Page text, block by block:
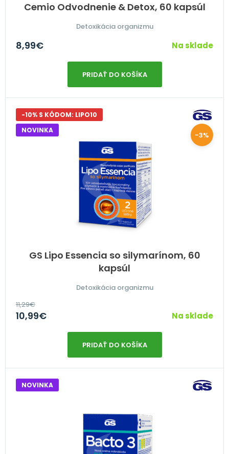
Cemio Odvodnenie & Detox, 60 kapsúl
Detoxikácia organizmu
8,99€ Na sklade
PRIDAŤ DO KOŠÍKA
GS Lipo Essencia so silymarínom, 60
kapsúl
-10% S KÓDOM: LIPO10
NOVINKA
Detoxikácia organizmu
-3%
11,29€
10,99€ Na sklade
PRIDAŤ DO KOŠÍKA
NOVINKA